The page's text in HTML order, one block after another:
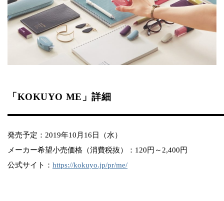
「KOKUYO ME」詳細
発売予定：2019年10月16日（水）
メーカー希望小売価格（消費税抜）：120円～2,400円
公式サイト： https://kokuyo.jp/pr/me/